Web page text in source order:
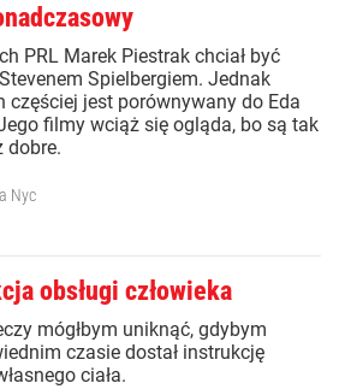
PRL Marek Piestrak chciał być
Spielbergiem. Jednak
częściej jest porównywany do Eda
filmy wciąż się ogląda, bo są tak
dobre.
Nyc
obsługi człowieka
mógłbym uniknąć, gdybym
czasie dostał instrukcję
ciała.